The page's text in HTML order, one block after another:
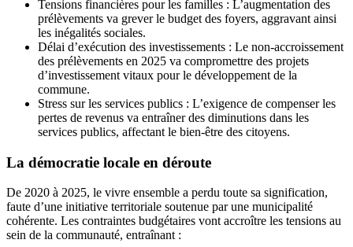
Tensions financières pour les familles : L’augmentation des
prélèvements va grever le budget des foyers, aggravant ainsi
les inégalités sociales.
Délai d’exécution des investissements : Le non-accroissement
des prélèvements en 2025 va compromettre des projets
d’investissement vitaux pour le développement de la
commune.
Stress sur les services publics : L’exigence de compenser les
pertes de revenus va entraîner des diminutions dans les
services publics, affectant le bien-être des citoyens.
La démocratie locale en déroute
De 2020 à 2025, le vivre ensemble a perdu toute sa signification,
faute d’une initiative territoriale soutenue par une municipalité
cohérente. Les contraintes budgétaires vont accroître les tensions au
sein de la communauté, entraînant :